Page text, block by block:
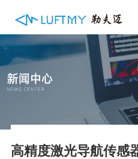
高精度激光导航传感